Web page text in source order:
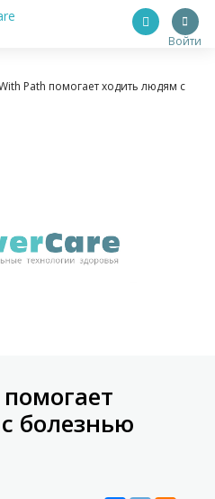
Войти
Path помогает ходить людям с
болезнью